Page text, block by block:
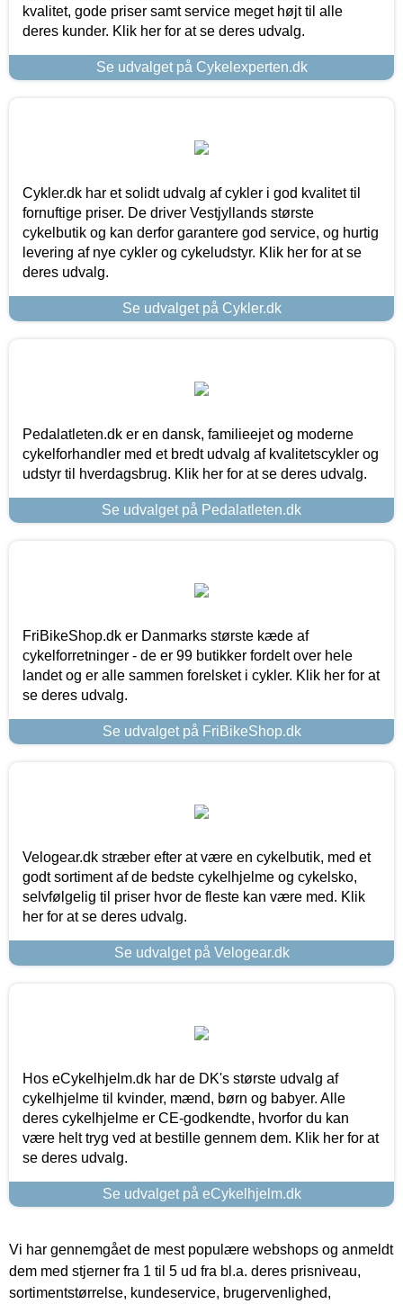
kvalitet, gode priser samt service meget højt til alle
deres kunder. Klik her for at se deres udvalg.
Se udvalget på Cykelexperten.dk
Cykler.dk har et solidt udvalg af cykler i god kvalitet til
fornuftige priser. De driver Vestjyllands største
cykelbutik og kan derfor garantere god service, og hurtig
levering af nye cykler og cykeludstyr. Klik her for at se
deres udvalg.
Se udvalget på Cykler.dk
Pedalatleten.dk er en dansk, familieejet og moderne
cykelforhandler med et bredt udvalg af kvalitetscykler og
udstyr til hverdagsbrug. Klik her for at se deres udvalg.
Se udvalget på Pedalatleten.dk
FriBikeShop.dk er Danmarks største kæde af
cykelforretninger - de er 99 butikker fordelt over hele
landet og er alle sammen forelsket i cykler. Klik her for at
se deres udvalg.
Se udvalget på FriBikeShop.dk
Velogear.dk stræber efter at være en cykelbutik, med et
godt sortiment af de bedste cykelhjelme og cykelsko,
selvfølgelig til priser hvor de fleste kan være med. Klik
her for at se deres udvalg.
Se udvalget på Velogear.dk
Hos eCykelhjelm.dk har de DK's største udvalg af
cykelhjelme til kvinder, mænd, børn og babyer. Alle
deres cykelhjelme er CE-godkendte, hvorfor du kan
være helt tryg ved at bestille gennem dem. Klik her for at
se deres udvalg.
Se udvalget på eCykelhjelm.dk
Vi har gennemgået de mest populære webshops og anmeldt
dem med stjerner fra 1 til 5 ud fra bl.a. deres prisniveau,
sortimentstørrelse, kundeservice, brugervenlighed,